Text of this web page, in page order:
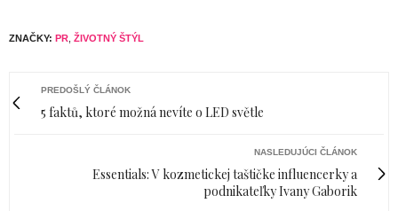
ZNAČKY: PR ŽIVOTNÝ ŠTÝL
PREDOŠLÝ ČLÁNOK
5 faktů, ktoré možná nevíte o LED světle
NASLEDUJÚCI ČLÁNOK
Essentials: V kozmetickej taštičke influencerky a
podnikateľky Ivany Gaborik